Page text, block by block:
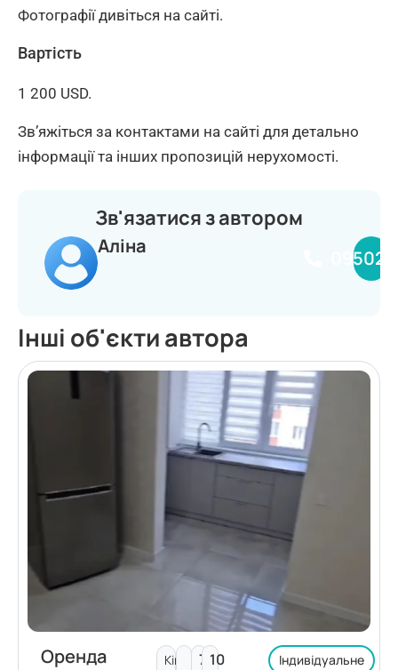
Фотографії дивіться на сайті.
Вартість
1 200 USD.
Зв’яжіться за контактами на сайті для детально
інформації та інших пропозицій нерухомості.
Зв'язатися з автором
Аліна
Інші об'єкти автора
Оренда
Кімнат:7 10 Індивідуальне